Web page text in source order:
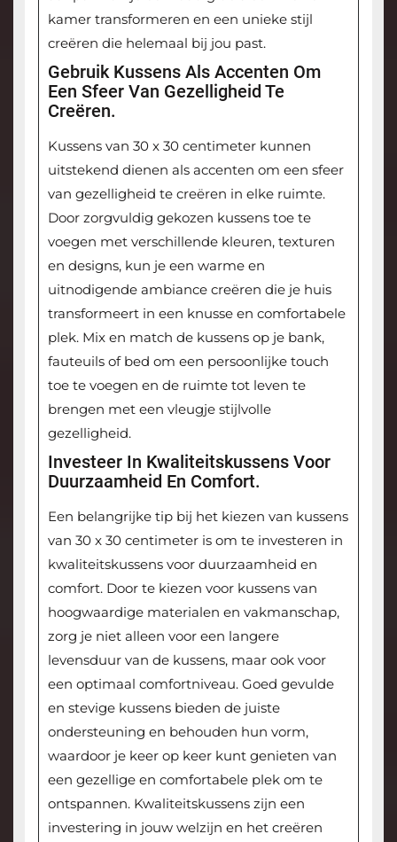
kamer transformeren en een unieke stijl
creëren die helemaal bij jou past.
Gebruik Kussens Als Accenten Om
Een ​​sfeer Van Gezelligheid Te
Creëren.
Kussens van 30 x 30 centimeter kunnen
uitstekend dienen als accenten om een ​​sfeer
van gezelligheid te creëren in elke ruimte.
Door zorgvuldig gekozen kussens toe te
voegen met verschillende kleuren, texturen
en designs, kun je een warme en
uitnodigende ambiance creëren die je huis
transformeert in een knusse en comfortabele
plek. Mix en match de kussens op je bank,
fauteuils of bed om een persoonlijke touch
toe te voegen en de ruimte tot leven te
brengen met een vleugje stijlvolle
gezelligheid.
Investeer In Kwaliteitskussens Voor
Duurzaamheid En Comfort.
Een belangrijke tip bij het kiezen van kussens
van 30 x 30 centimeter is om te investeren in
kwaliteitskussens voor duurzaamheid en
comfort. Door te kiezen voor kussens van
hoogwaardige materialen en vakmanschap,
zorg je niet alleen voor een langere
levensduur van de kussens, maar ook voor
een optimaal comfortniveau. Goed gevulde
en stevige kussens bieden de juiste
ondersteuning en behouden hun vorm,
waardoor je keer op keer kunt genieten van
een gezellige en comfortabele plek om te
ontspannen. Kwaliteitskussens zijn een
investering in jouw welzijn en het creëren